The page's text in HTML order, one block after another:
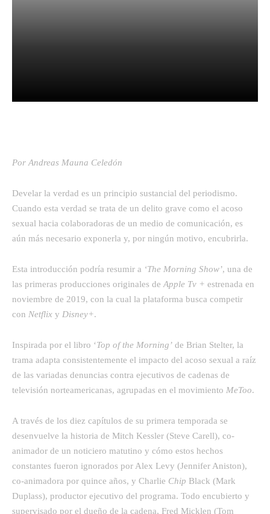
Por Andreas Mauna Celedón
Develar la verdad es un principio sustancial del periodismo.
Cuando esta verdad se trata de un delito grave como el acoso
sexual hacia colaboradoras de un medio de comunicación, es
aún más necesario exponerla y, por ningún motivo, encubrirla.
Esta introducción podría resumir a ‘The Morning Show’, una de
las primeras producciones originales de Apple Tv + estrenada en
noviembre de 2019, con la cual la plataforma busca competir
con Netflix y Disney+.
Inspirada por el libro ‘Top of the Morning’ de Brian Stelter, la
trama adapta consistentemente el impacto del acoso sexual a raíz
de las variadas denuncias contra ejecutivos de cadenas de
televisión norteamericanas, agrupadas en el movimiento MeToo.
A través de los diez capítulos de su primera temporada se
desenvuelve la historia de Mitch Kessler (Steve Carell), co-
animador de un noticiero matutino y cómo estos hechos
constantes fueron ignorados por Alex Levy (Jennifer Aniston),
co-animadora por quince años, y Charlie  Chip  Black (Mark
Duplass), productor ejecutivo del programa. Todo encubierto y
supervisado por el dueño de la cadena, Fred Micklen (Tom